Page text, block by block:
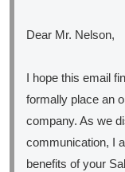
Dear Mr. Nelson,
I hope this email
formally place an
company. As we
communication, I
benefits of your